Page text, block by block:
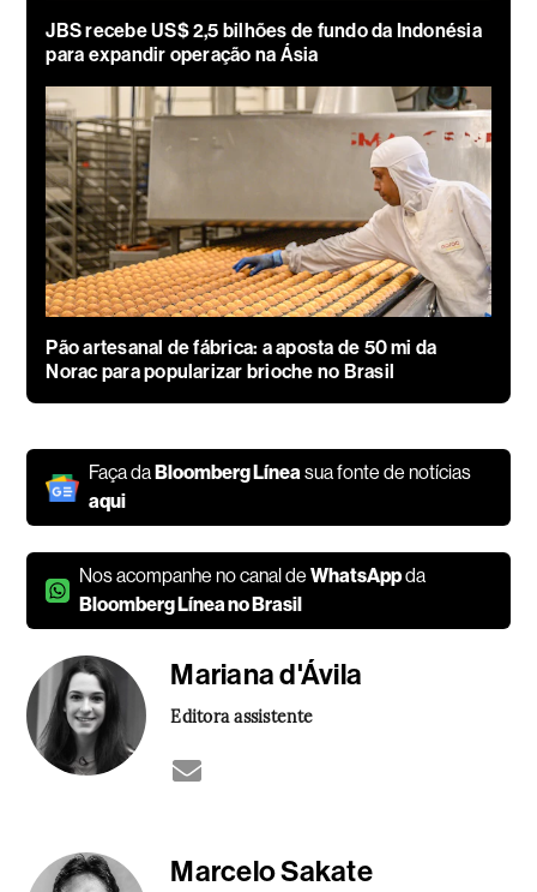
JBS recebe US$ 2,5 bilhões de fundo da Indonésia
para expandir operação na Ásia
Pão artesanal de fábrica: a aposta de 50 mi da
Norac para popularizar brioche no Brasil
Faça da Bloomberg Líneasua fonte de notícias
aqui
Nos acompanhe no canal deWhatsAppda
Bloomberg Línea no Brasil
Mariana d'Ávila
Editora assistente
Marcelo Sakate